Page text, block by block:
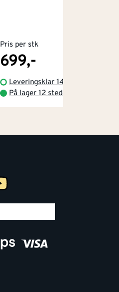
Pris per stk
699,-
Leveringsklar 14.08.2026
På lager 12 steder